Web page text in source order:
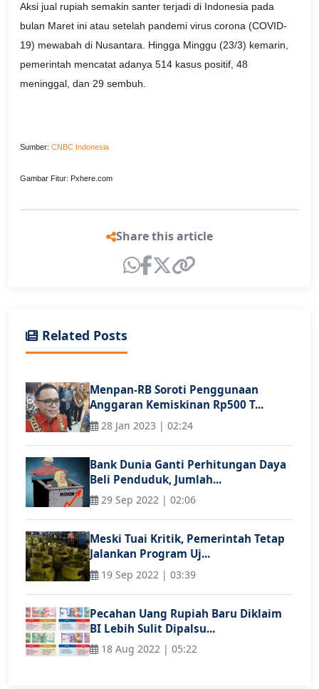
Aksi jual rupiah semakin santer terjadi di Indonesia pada
bulan Maret ini atau setelah pandemi virus corona (COVID-
19) mewabah di Nusantara. Hingga Minggu (23/3) kemarin,
pemerintah mencatat adanya 514 kasus positif, 48
meninggal, dan 29 sembuh.
Sumber: CNBC Indonesia
Gambar Fitur: Pxhere.com
Share this article
Related Posts
Menpan-RB Soroti Penggunaan
Anggaran Kemiskinan Rp500 T...
28 Jan 2023 | 02:24
Bank Dunia Ganti Perhitungan Daya
Beli Penduduk, Jumlah...
29 Sep 2022 | 02:06
Meski Tuai Kritik, Pemerintah Tetap
Jalankan Program Uj...
19 Sep 2022 | 03:39
Pecahan Uang Rupiah Baru Diklaim
BI Lebih Sulit Dipalsu...
18 Aug 2022 | 05:22